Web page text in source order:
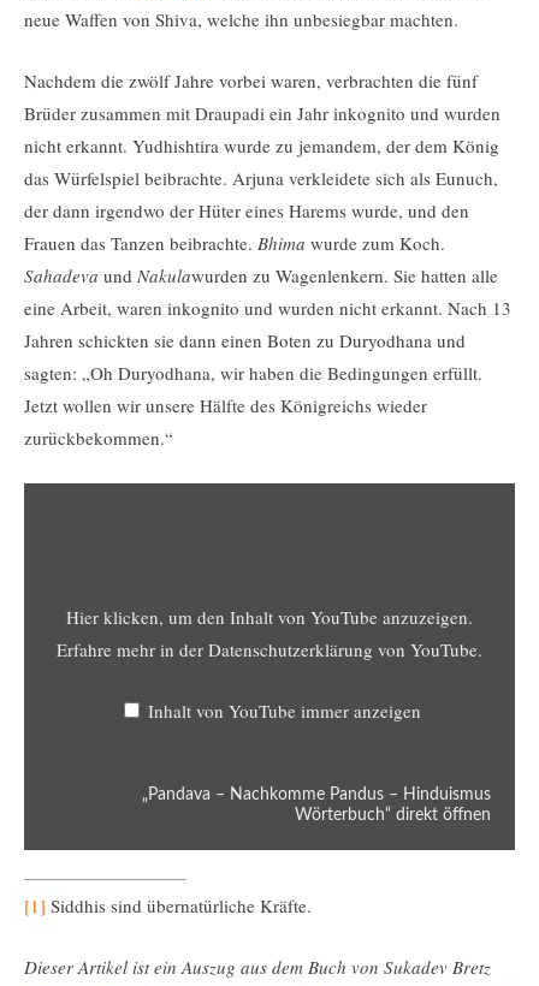
neue Waffen von Shiva, welche ihn unbesiegbar machten.
Nachdem die zwölf Jahre vorbei waren, verbrachten die fünf
Brüder zusammen mit Draupadi ein Jahr inkognito und wurden
nicht erkannt. Yudhishtira wurde zu jemandem, der dem König
das Würfelspiel beibrachte. Arjuna verkleidete sich als Eunuch,
der dann irgendwo der Hüter eines Harems wurde, und den
Frauen das Tanzen beibrachte. Bhima wurde zum Koch.
Sahadeva und Nakulawurden zu Wagenlenkern. Sie hatten alle
eine Arbeit, waren inkognito und wurden nicht erkannt. Nach 13
Jahren schickten sie dann einen Boten zu Duryodhana und
sagten: „Oh Duryodhana, wir haben die Bedingungen erfüllt.
Jetzt wollen wir unsere Hälfte des Königreichs wieder
zurückbekommen.“
Hier klicken, um den Inhalt von YouTube anzuzeigen.
Erfahre mehr in der Datenschutzerklärung von YouTube.
Inhalt von YouTube immer anzeigen
„Pandava – Nachkomme Pandus – Hinduismus
Wörterbuch“ direkt öffnen
[1] Siddhis sind übernatürliche Kräfte.
Dieser Artikel ist ein Auszug aus dem Buch von Sukadev Bretz